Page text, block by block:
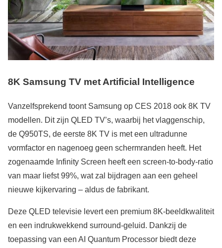
8K Samsung TV met Artificial Intelligence
Vanzelfsprekend toont Samsung op CES 2018 ook 8K TV
modellen. Dit zijn QLED TV’s, waarbij het vlaggenschip,
de Q950TS, de eerste 8K TV is met een ultradunne
vormfactor en nagenoeg geen schermranden heeft. Het
zogenaamde Infinity Screen heeft een screen-to-body-ratio
van maar liefst 99%, wat zal bijdragen aan een geheel
nieuwe kijkervaring – aldus de fabrikant.
Deze QLED televisie levert een premium 8K-beeldkwaliteit
en een indrukwekkend surround-geluid. Dankzij de
toepassing van een AI Quantum Processor biedt deze